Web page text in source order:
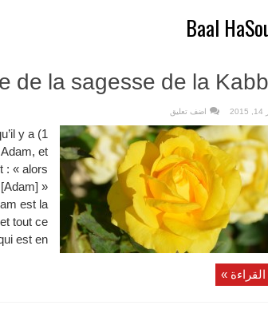
Baal
de la sagesse de la
اضف تعليق
y a
et
: « alors
»
est la
tout ce
est en ...
»